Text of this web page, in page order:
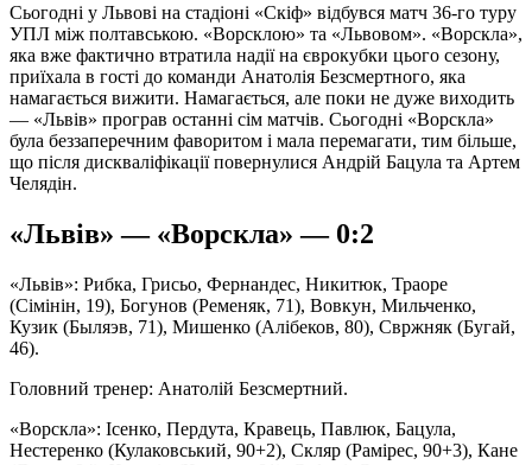
Сьогодні у Львові на стадіоні «Скіф» відбувся матч 36-го туру
УПЛ між полтавською. «Ворсклою» та «Львовом». «Ворскла»,
яка вже фактично втратила надії на єврокубки цього сезону,
приїхала в гості до команди Анатолія Безсмертного, яка
намагається вижити. Намагається, але поки не дуже виходить
— «Львів» програв останні сім матчів. Сьогодні «Ворскла»
була беззаперечним фаворитом і мала перемагати, тим більше,
що після дискваліфікації повернулися Андрій Бацула та Артем
Челядін.
«Львів» — «Ворскла» — 0:2
«Львів»: Рибка, Грисьо, Фернандес, Никитюк, Траоре
(Сімінін, 19), Богунов (Ременяк, 71), Вовкун, Мильченко,
Кузик (Быляэв, 71), Мишенко (Алібеков, 80), Свржняк (Бугай,
46).
Головний тренер: Анатолій Безсмертний.
«Ворскла»: Ісенко, Пердута, Кравець, Павлюк, Бацула,
Нестеренко (Кулаковський, 90+2), Скляр (Рамірес, 90+3), Кане